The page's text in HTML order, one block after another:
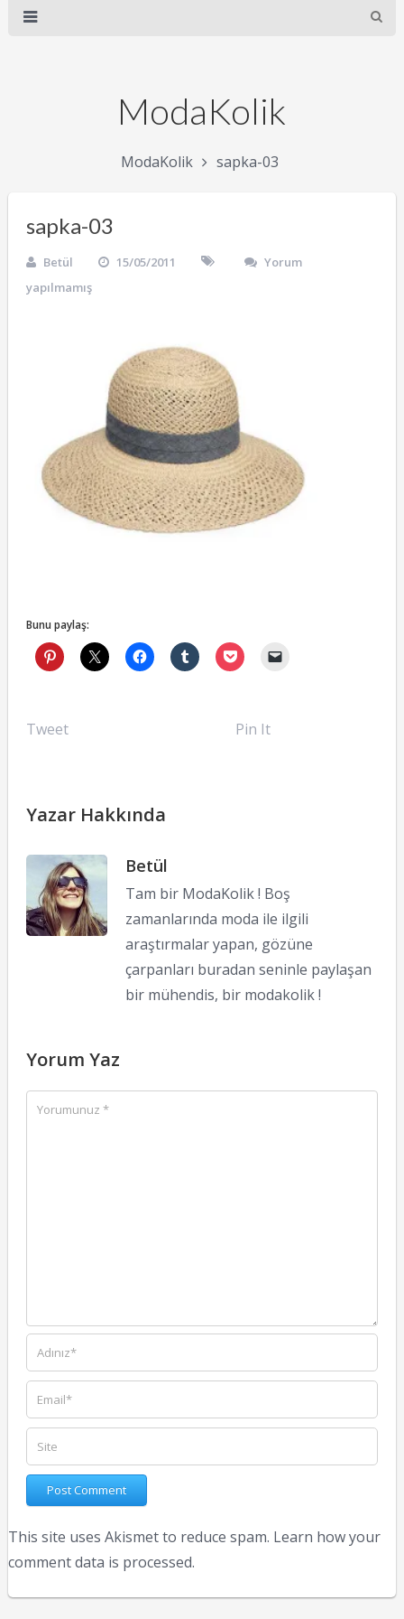
ModaKolik
ModaKolik sapka-03
sapka-03
Betül 15/05/2011
Yorum
yapılmamış
Bunu paylaş:
Tweet Pin It
Yazar Hakkında
Betül
Tam bir ModaKolik ! Boş
zamanlarında moda ile ilgili
araştırmalar yapan, gözüne
çarpanları buradan seninle paylaşan
bir mühendis, bir modakolik !
Yorum Yaz
This site uses Akismet to reduce spam. Learn how your
comment data is processed.